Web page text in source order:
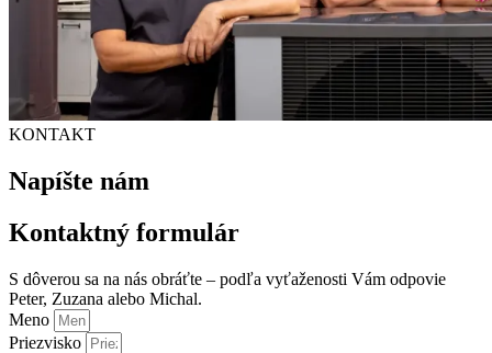
KONTAKT
Napíšte nám
Kontaktný formulár
S dôverou sa na nás obráťte – podľa vyťaženosti Vám odpovie
Peter, Zuzana alebo Michal.
Meno
Priezvisko